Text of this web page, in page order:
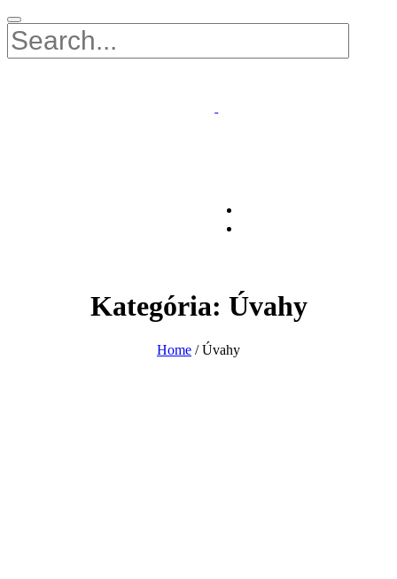
Kategória: Úvahy
Home /Úvahy